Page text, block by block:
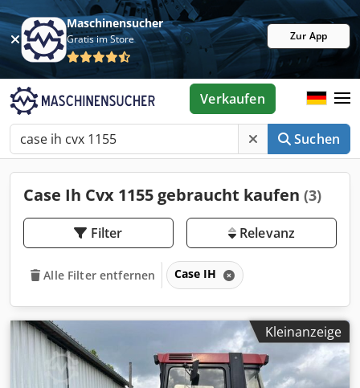
Maschinensucher
Gratis im Store Zur App
Suchen
Verkaufen
Case Ih Cvx 1155 gebraucht kaufen (3)
Filter Relevanz
Alle Filter entfernen Case IH
Kleinanzeige